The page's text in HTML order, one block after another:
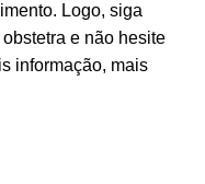
Logo, siga
e não hesite
informação, mais